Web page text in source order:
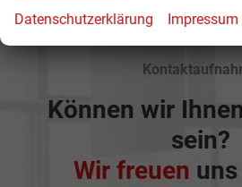
Können wir
sein?
Wir freuen
Datenschutzerklärung Impressum